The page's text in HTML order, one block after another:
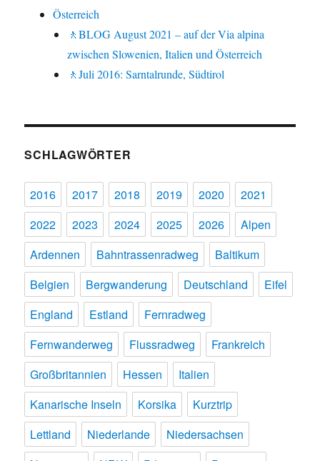
Österreich
🚶BLOG August 2021 – auf der Via alpina
zwischen Slowenien, Italien und Österreich
🚶Juli 2016: Sarntalrunde, Südtirol
SCHLAGWÖRTER
2016 2017 2018 2019 2020
2021
2022
2023 2024 2025 2026
Alpen
Ardennen
Bahntrassenradweg
Baltikum
Belgien
Bergwanderung Deutschland
Eifel
England
Estland
Fernradweg
Fernwanderweg
Flussradweg
Frankreich
Großbritannien
Hessen
Italien
Kanarische Inseln
Korsika
Kurztrip
Lettland
Niederlande
Niedersachsen